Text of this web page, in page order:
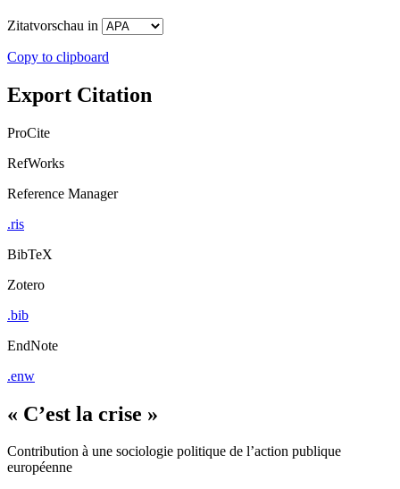
Zitatvorschau in
Copy to clipboard
Export Citation
ProCite
RefWorks
Reference Manager
.ris
BibTeX
Zotero
.bib
EndNote
.enw
« C’est la crise »
Contribution à une sociologie politique de l’action publique
européenne